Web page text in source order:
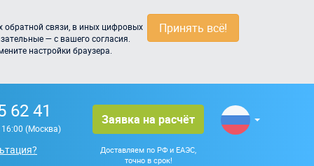
Принять всё!
связи, в иных цифровых
— с вашего согласия.
настройки браузера.
62 41
(Москва)
Заявка на расчёт
Доставляем по РФ и ЕАЭС,
точно в срок!